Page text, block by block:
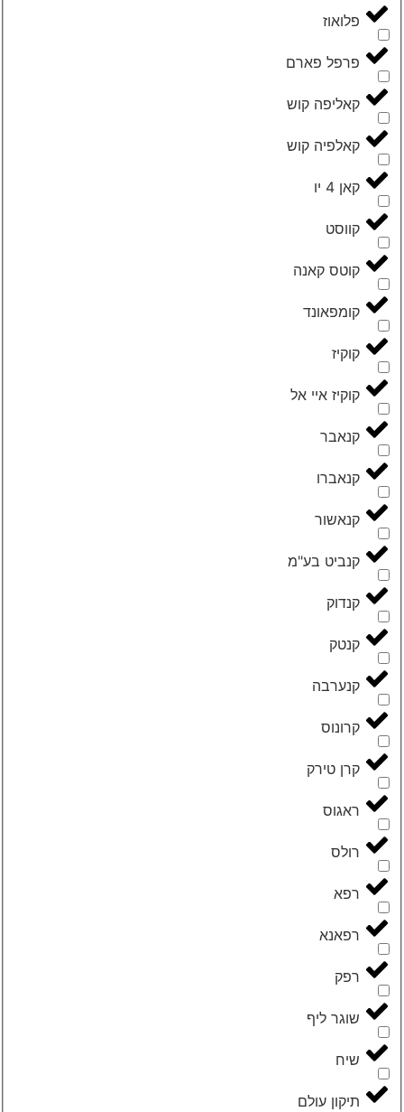
‮פלואוז‬
‮פרפל פארם‬
‮קאליפה קוש‬
‮קאלפיה קוש‬
‮קאן 4 יו‬
‮קווסט‬
‮קוטס קאנה‬
‮קומפאונד‬
‮קוקיז‬
‮קוקיז איי אל‬
‮קנאבר‬
‮קנאברו‬
‮קנאשור‬
‮קנביט בע"מ‬
‮קנדוק‬
‮קנטק‬
‮קנערבה‬
‮קרונוס‬
‮קרן טירק‬
‮ראגוס‬
‮רולס‬
‮רפא‬
‮רפאנא‬
‮רפק‬
‮שוגר ליף‬
‮שיח‬
‮תיקון עולם‬